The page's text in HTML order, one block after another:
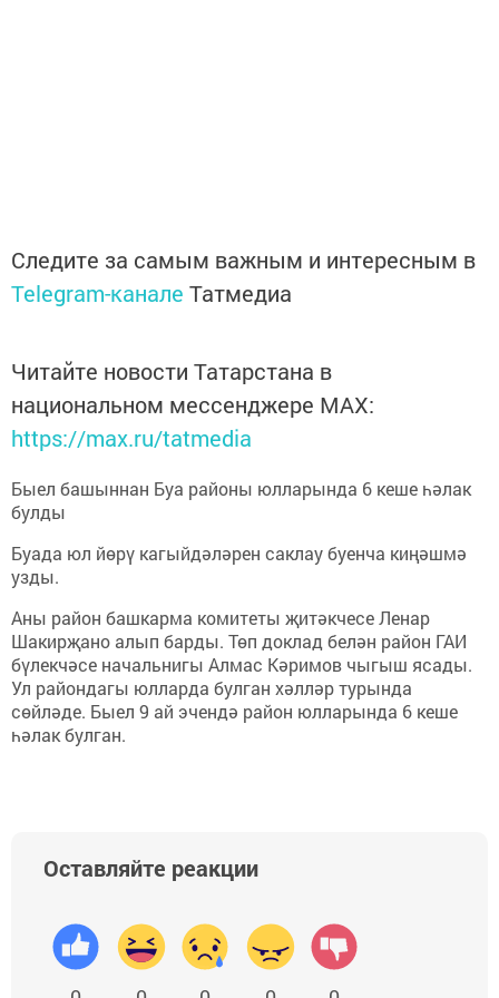
Следите за самым важным и интересным в
Telegram-канале Татмедиа
Читайте новости Татарстана в
национальном мессенджере MАХ:
https://max.ru/tatmedia
Быел башыннан Буа районы юлларында 6 кеше һәлак
булды
Буада юл йөрү кагыйдәләрен саклау буенча киңәшмә
узды.
Аны район башкарма комитеты җитәкчесе Ленар
Шакирҗано алып барды. Төп доклад белән район ГАИ
бүлекчәсе начальнигы Алмас Кәримов чыгыш ясады.
Ул райондагы юлларда булган хәлләр турында
сөйләде. Быел 9 ай эчендә район юлларында 6 кеше
һәлак булган.
Оставляйте реакции